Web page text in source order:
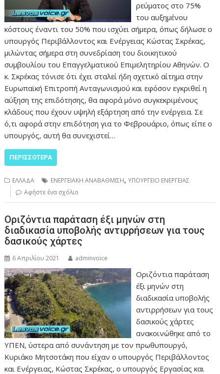
ρεύματος στο 75%
του αυξημένου
κόστους έναντι του 50% που ισχύει σήμερα, όπως δήλωσε ο
υπουργός Περιβάλλοντος και Ενέργειας Κώστας Σκρέκας,
μιλώντας σήμερα στη συνεδρίαση του διοικητικού
συμβουλίου του Επαγγελματικού Επιμελητηρίου Αθηνών. Ο
κ. Σκρέκας τόνισε ότι έχει σταλεί ήδη σχετικό αίτημα στην
Ευρωπαϊκή Επιτροπή Ανταγωνισμού και εφόσον εγκριθεί η
αύξηση της επιδότησης, θα αφορά μόνο συγκεκριμένους
κλάδους που έχουν υψηλή εξάρτηση από την ενέργεια. Σε
ό,τι αφορά στην επιδότηση για το Φεβρουάριο, όπως είπε ο
υπουργός, αυτή θα συνεχιστεί…
ΠΕΡΙΣΣΌΤΕΡΑ
ΕΛΛΑΔΑ ΕΝΕΡΓΕΙΑΚΗ ΑΝΑΒΑΘΜΙΣΗ,ΥΠΟΥΡΓΕΙΟ ΕΝΕΡΓΕΙΑΣ
Αφήστε ένα σχόλιο
Οριζόντια παράταση έξι μηνών στη
διαδικασία υποβολής αντιρρήσεων για τους
δασικούς χάρτες
6 Απριλίου 2021 adminvoice
Οριζόντια παράταση
έξι μηνών στη
διαδικασία υποβολής
αντιρρήσεων για τους
δασικούς χάρτες
ανακοινώθηκε από το
ΥΠΕΝ, ύστερα από συνάντηση με τον πρωθυπουργό,
Κυριάκο Μητσοτάκη που είχαν ο υπουργός Περιβάλλοντος
και Ενέργειας, Κώστας Σκρέκας, o υπουργός Εργασίας και